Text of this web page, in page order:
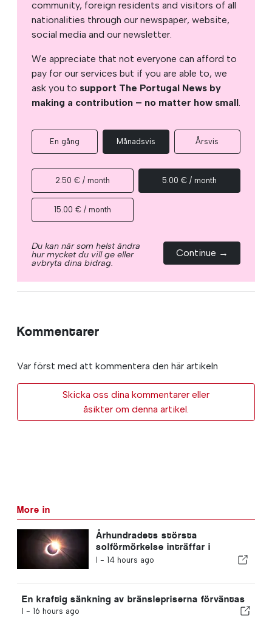
community, foreign residents and visitors of all
nationalities through our newspaper, website,
social media and our newsletter.
We appreciate that not everyone can afford to
pay for our services but if you are able to, we
ask you to support The Portugal News by
making a contribution – no matter how small.
En gång Månadsvis Årsvis
2.50 € / month 5.00 € / month
15.00 € / month
Du kan när som helst ändra
hur mycket du vill ge eller
avbryta dina bidrag.
Continue →
Kommentarer
Var först med att kommentera den här artikeln
Skicka oss dina kommentarer eller
åsikter om denna artikel.
More in
Århundradets största
solförmörkelse inträffar i
Portugal
I - 14 hours ago
En kraftig sänkning av bränslepriserna förväntas
I - 16 hours ago